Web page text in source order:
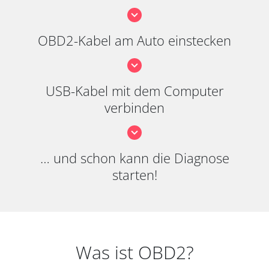
OBD2-Kabel am Auto einstecken
USB-Kabel mit dem Computer
verbinden
… und schon kann die Diagnose
starten!
Was ist OBD2?